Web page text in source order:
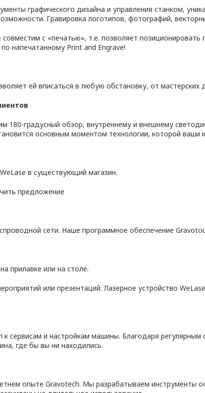
графического дизайна и управления станком,
Гравировка логотипов, фотографий,
с «печатью», т.е. позволяет
напечатанному Print and Engrave!
ей вписаться в любую обстановку, от мастерских
180-градусный обзор, внутреннему и внешнему
основным моментом технологии, которой ваши
в существующий магазин.
предложение
сети. Наше программное обеспечение
прилавке или на столе.
или презентаций. Лазерное устройство
к сервисам и настройкам машины. Благодаря
где бы вы ни находились.
опыте Gravotech. Мы разрабатываем инструменты